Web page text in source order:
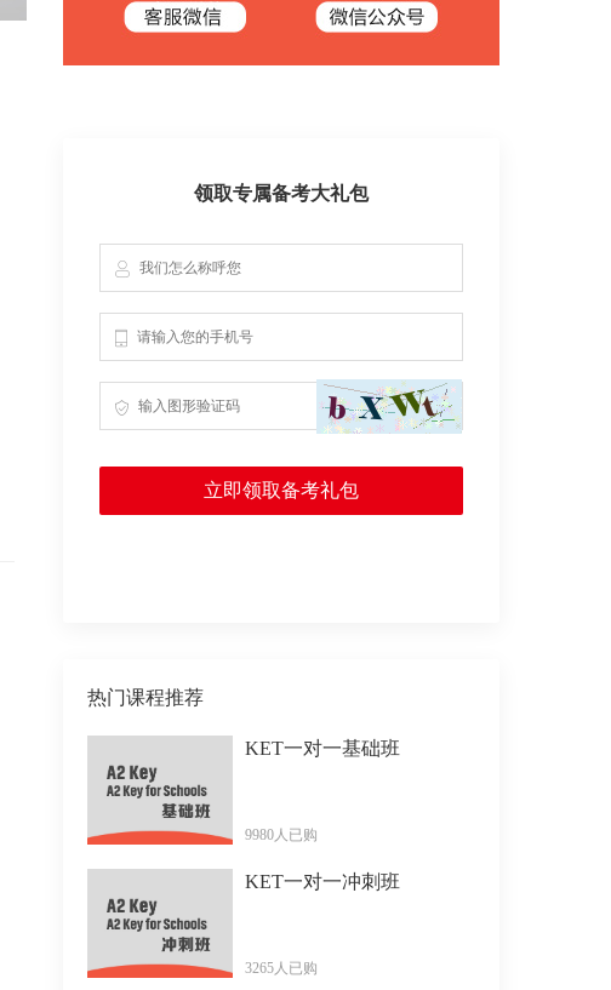
领取专属备考大礼包
立即领取备考礼包
热门课程推荐
KET一对一基础班
9980人已购
KET一对一冲刺班
3265人已购